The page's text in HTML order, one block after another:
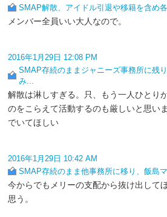
SMAP解散、アイドル引退や移籍を含め
メンバー全員いい大人なので。
2016年1月29日 12:08 PM
SMAP存続のままジャニーズ事務所に残
み...
解散は淋しすぎる。只、もう一人ひとり
のをこらえて活動するのも厳しいと思い
でいてほしい
2016年1月29日 10:42 AM
SMAP存続のまま他事務所に移り、飯島
今からでもメリーの支配から抜け出して
思う。